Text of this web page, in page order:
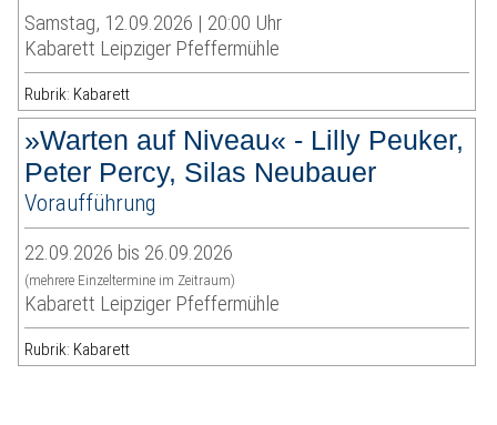
Samstag, 12.09.2026 | 20:00 Uhr
Kabarett Leipziger Pfeffermühle
Rubrik: Kabarett
»Warten auf Niveau« - Lilly Peuker,
Peter Percy, Silas Neubauer
Voraufführung
22.09.2026 bis 26.09.2026
(mehrere Einzeltermine im Zeitraum)
Kabarett Leipziger Pfeffermühle
Rubrik: Kabarett